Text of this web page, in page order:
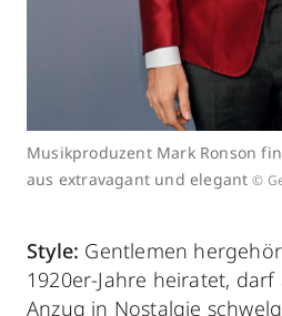
Musikproduzent Mark Ronson
aus extravagant und elegant ©
Style: Gentlemen
1920er-Jahre heiratet,
Anzug in Nostalgie